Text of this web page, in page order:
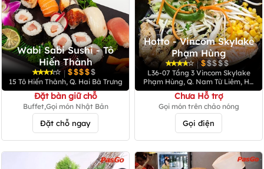
Wabi Sabi Sushi - Tô
Hiến Thành
|
15 Tô Hiến Thành, Q. Hai Bà Trưng
Đặt bàn giữ chỗ
Buffet,Gọi món Nhật Bản
Đặt chỗ ngay
Hotto - Vincom Skylake
Phạm Hùng
|
L36-07 Tầng 3 Vincom Skylake
Phạm Hùng, Q. Nam Từ Liêm, Hà
Nội
Chưa Hỗ trợ
Gọi món trên chảo nóng
Gọi điện